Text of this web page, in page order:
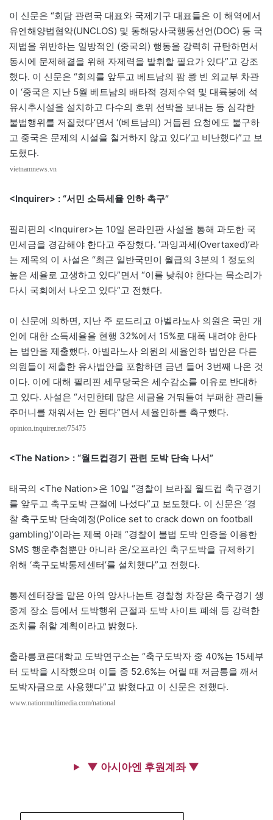
이 신문은 “회담 관련국 대표와 국제기구 대표들은 이 해역에서
유엔해양법협약(UNCLOS) 및 동해당사국행동선언(DOC) 등 국
제법을 위반하는 일방적인 (중국의) 행동을 강력히 규탄하면서
동시에 문제해결을 위해 자제력을 발휘할 필요가 있다”고 강조
했다. 이 신문은 “회의를 앞두고 베트남의 팜 쾅 빈 외교부 차관
이 ‘중국은 지난 5월 베트남의 배타적 경제수역 및 대륙붕에 석
유시추시설을 설치하고 다수의 호위 선박을 보내는 등 심각한
불법행위를 저질렀다’면서 ‘(베트남의) 거듭된 요청에도 불구하
고 중국은 문제의 시설을 철거하지 않고 있다’고 비난했다”고 보
도했다.
vietnamnews.vn
<Inquirer> : “서민 소득세율 인하 촉구”
필리핀의 <Inquirer>는 10일 온라인판 사설을 통해 과도한 국
민세금을 경감해야 한다고 주장했다. ‘과잉과세(Overtaxed)’라
는 제목의 이 사설은 “최근 일반국민이 월급의 3분의 1 정도의
높은 세율로 고생하고 있다”면서 “이를 낮춰야 한다는 목소리가
다시 국회에서 나오고 있다”고 전했다.
이 신문에 의하면, 지난 주 로드리고 아벨라노사 의원은 국민 개
인에 대한 소득세율을 현행 32%에서 15%로 대폭 내려야 한다
는 법안을 제출했다. 아벨라노사 의원의 세율인하 법안은 다른
의원들이 제출한 유사법안을 포함하면 금년 들어 3번째 나온 것
이다. 이에 대해 필리핀 세무당국은 세수감소를 이유로 반대하
고 있다. 사설은 “서민한테 많은 세금을 거둬들여 부패한 관리들
주머니를 채워서는 안 된다”면서 세율인하를 촉구했다.
opinion.inquirer.net/75475
<The Nation> : “월드컵경기 관련 도박 단속 나서”
태국의 <The Nation>은 10일 “경찰이 브라질 월드컵 축구경기
를 앞두고 축구도박 근절에 나섰다”고 보도했다. 이 신문은 ‘경
찰 축구도박 단속예정(Police set to crack down on football
gambling)’이라는 제목 아래 “경찰이 불법 도박 인증을 이용한
SMS 행운추첨뿐만 아니라 온/오프라인 축구도박을 규제하기
위해 ‘축구도박통제센터’를 설치했다”고 전했다.
통제센터장을 맡은 아엑 앙사나논트 경찰청 차장은 축구경기 생
중계 장소 등에서 도박행위 근절과 도박 사이트 폐쇄 등 강력한
조치를 취할 계획이라고 밝혔다.
출라롱코른대학교 도박연구소는 “축구도박자 중 40%는 15세부
터 도박을 시작했으며 이들 중 52.6%는 어릴 때 저금통을 깨서
도박자금으로 사용했다”고 밝혔다고 이 신문은 전했다.
www.nationmultimedia.com/national
▼ 아시아엔 후원계좌 ▼